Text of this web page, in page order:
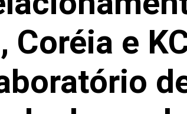
e